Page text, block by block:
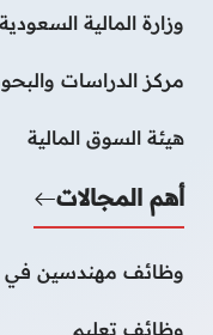
وزارة المالية السعودية
مركز الدراسات
هيئة السوق المالية
أهم المجالات
وظائف مهندسين في
وظائف تعليم